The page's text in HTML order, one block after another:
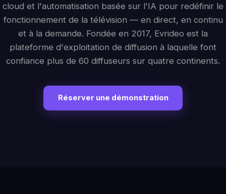
cloud et l'automatisation basée sur l'IA pour redéfinir le
fonctionnement de la télévision — en direct, en continu
et à la demande. Fondée en 2017, Evrideo est la
plateforme d'exploitation de diffusion à laquelle font
confiance plus de 60 diffuseurs sur quatre continents.
Réserver une démonstration